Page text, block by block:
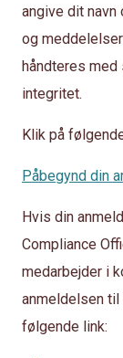
angive dit navn
og
håndteres
integritet.
Klik på
Påbegynd din
Hvis din
Compliance
medarbejder i
anmeldelsen
følgende link: